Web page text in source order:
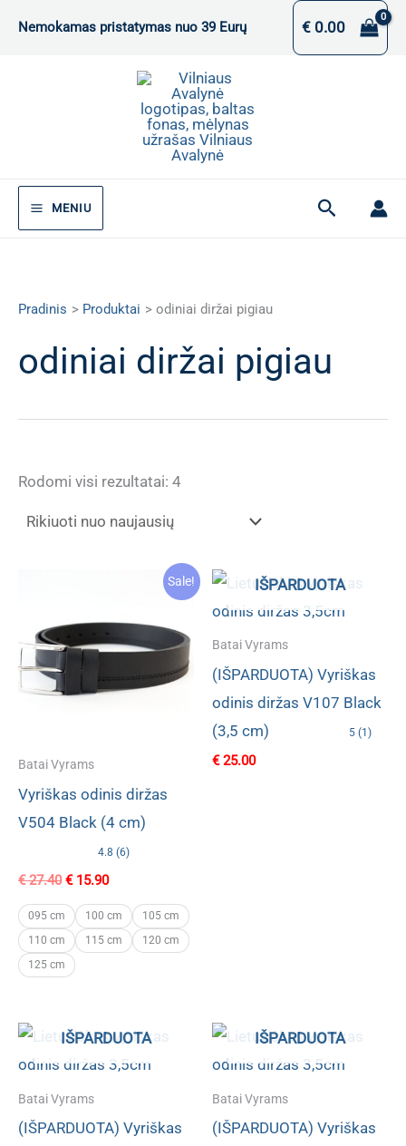
Nemokamas pristatymas nuo 39 Eurų €0.00
MENIU Paieška
Pradinis Produktai odiniai diržai pigiau
odiniai diržai pigiau
Rodomi visi rezultatai: 4
Sale!
Batai Vyrams
Vyriškas odinis diržas
V504 Black (4 cm)
4.8 (6)
€27.40 Original
was:
€ 27.40.
€15.90Current
is:
€ 15.90.
095 cm 100 cm
105 cm
110 cm
115 cm
120 cm
125 cm
IŠPARDUOTA
Batai Vyrams
(IŠPARDUOTA) Vyriškas
odinis diržas V107 Black
(3,5 cm)
5 (1)
€25.00
IŠPARDUOTA
Batai Vyrams
(IŠPARDUOTA) Vyriškas
IŠPARDUOTA
Batai Vyrams
(IŠPARDUOTA) Vyriškas